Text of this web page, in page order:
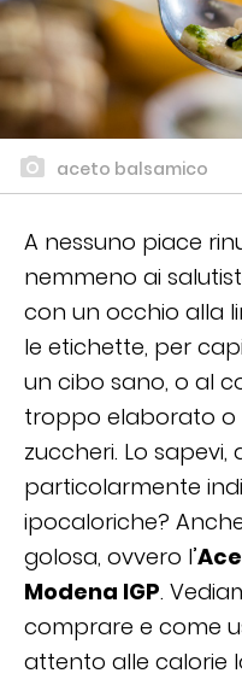
aceto balsamico
A nessuno piace
nemmeno ai
con un occhio alla
le etichette, per
un cibo sano, o al
troppo elaborato o
zuccheri. Lo sapevi,
particolarmente
ipocaloriche?
golosa, ovvero l’
Modena IGP.
comprare e come
attento alle calorie